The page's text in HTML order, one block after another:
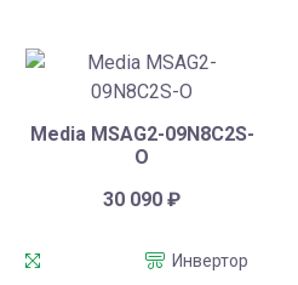
Media MSAG2-09N8C2S-
O
30 090₽
Инвертор